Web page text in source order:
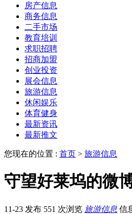
房产信息
商务信息
二手市场
教育培训
求职招聘
招商加盟
创业投资
展会信息
旅游信息
休闲娱乐
体育健身
最新资讯
最新推文
您现在的位置 : 首页 > 旅游信息
守望好莱坞的微
11-23 发布 551 次浏览 旅游信息 信